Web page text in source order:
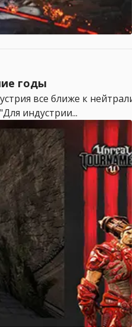
годы
все ближе к
индустрии...